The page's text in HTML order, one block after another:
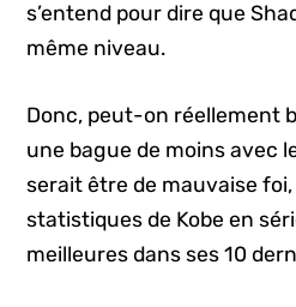
s’entend pour dire que
même niveau.
Donc, peut-on réellement
une bague de moins avec
serait être de mauvaise
statistiques de Kobe en
meilleures dans ses 10